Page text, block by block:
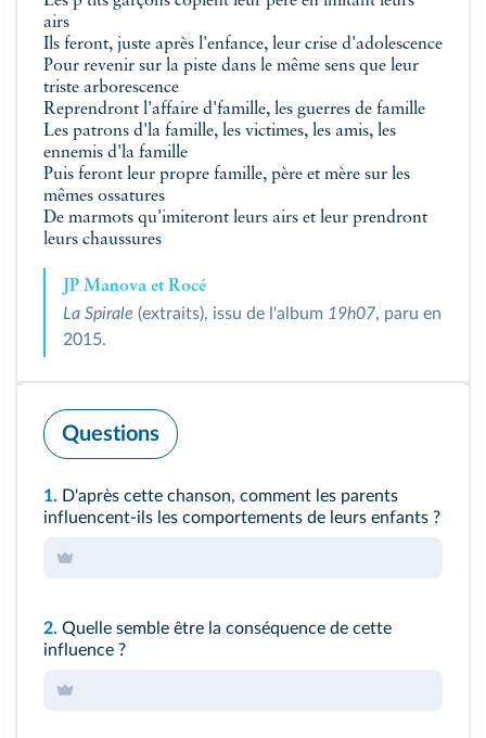
airs
Ils feront, juste après l'enfance, leur crise d'adolescence
Pour revenir sur la piste dans le même sens que leur
triste arborescence
Reprendront l'affaire d'famille, les guerres de famille
Les patrons d'la famille, les victimes, les amis, les
ennemis d'la famille
Puis feront leur propre famille, père et mère sur les
mêmes ossatures
De marmots qu'imiteront leurs airs et leur prendront
leurs chaussures
JP Manova et Rocé
La Spirale (extraits), issu de l'album 19h07, paru en
2015.
Questions
1. D'après cette chanson, comment les parents
influencent-ils les comportements de leurs enfants ?
2. Quelle semble être la conséquence de cette
influence ?